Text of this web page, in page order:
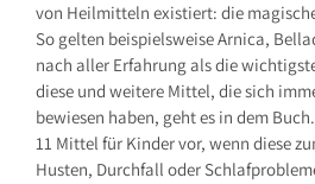
von Heilmitteln existiert: die
So gelten beispielsweise Arnica,
nach aller Erfahrung als die
diese und weitere Mittel, die sich
bewiesen haben, geht es in dem
11 Mittel für Kinder vor, wenn diese
Husten, Durchfall oder